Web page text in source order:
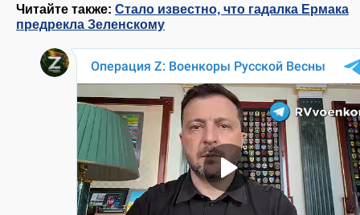
Читайте также: Стало известно, что гадалка Ермака
предрекла Зеленскому